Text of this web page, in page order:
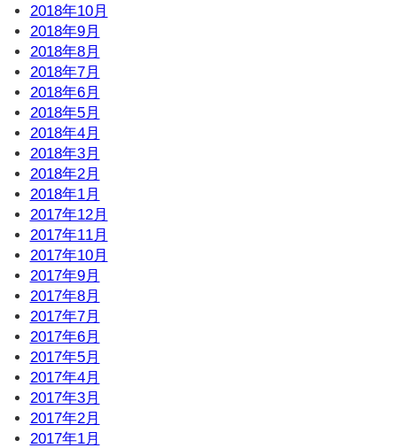
2018年10月
2018年9月
2018年8月
2018年7月
2018年6月
2018年5月
2018年4月
2018年3月
2018年2月
2018年1月
2017年12月
2017年11月
2017年10月
2017年9月
2017年8月
2017年7月
2017年6月
2017年5月
2017年4月
2017年3月
2017年2月
2017年1月